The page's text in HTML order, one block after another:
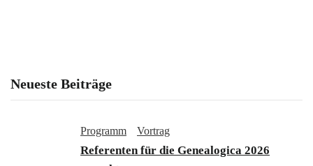
Neueste Beiträge
Programm Vortrag
Referenten für die Genealogica 2026